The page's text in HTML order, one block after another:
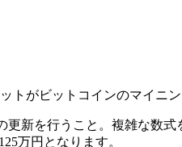
トがビットコインのマイニ
新を行うこと。複雑な数
万円となります。